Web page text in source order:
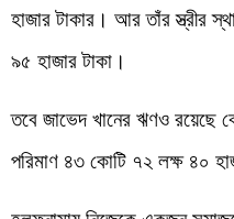
হাজার টাকার। আর তাঁর স্ত্রীর
৯৫ হাজার টাকা।
তবে জাভেদ খানের ঋণও রয়েছে
পরিমাণ ৪৩ কোটি ৭২ লক্ষ ৪০